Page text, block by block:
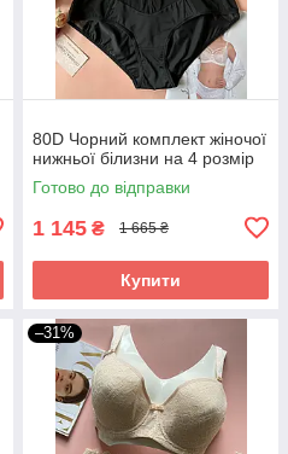
80D Чорний комплект жіночої
нижньої білизни на 4 розмір
Готово до відправки
1 145 ₴ 1 665 ₴
Купити
–31%